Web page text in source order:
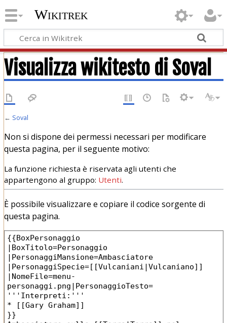
Wikitrek
Visualizza wikitesto di Soval
← Soval
Non si dispone dei permessi necessari per modificare
questa pagina, per il seguente motivo:
La funzione richiesta è riservata agli utenti che
appartengono al gruppo: Utenti.
È possibile visualizzare e copiare il codice sorgente di
questa pagina.